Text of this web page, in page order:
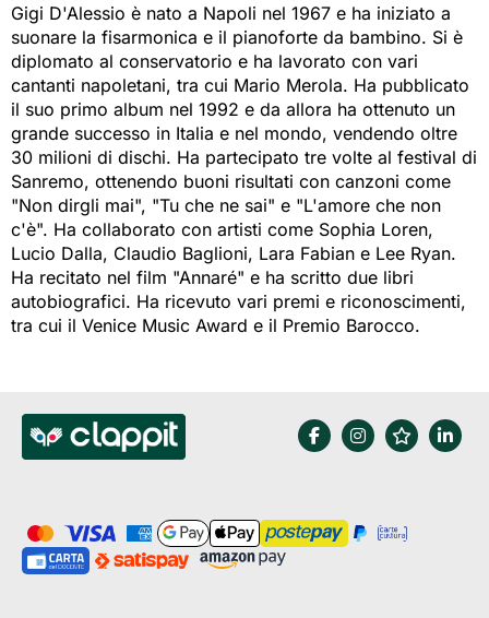
Gigi D'Alessio è nato a Napoli nel 1967 e ha iniziato a
suonare la fisarmonica e il pianoforte da bambino. Si è
diplomato al conservatorio e ha lavorato con vari
cantanti napoletani, tra cui Mario Merola. Ha pubblicato
il suo primo album nel 1992 e da allora ha ottenuto un
grande successo in Italia e nel mondo, vendendo oltre
30 milioni di dischi. Ha partecipato tre volte al festival di
Sanremo, ottenendo buoni risultati con canzoni come
"Non dirgli mai", "Tu che ne sai" e "L'amore che non
c'è". Ha collaborato con artisti come Sophia Loren,
Lucio Dalla, Claudio Baglioni, Lara Fabian e Lee Ryan.
Ha recitato nel film "Annaré" e ha scritto due libri
autobiografici. Ha ricevuto vari premi e riconoscimenti,
tra cui il Venice Music Award e il Premio Barocco.